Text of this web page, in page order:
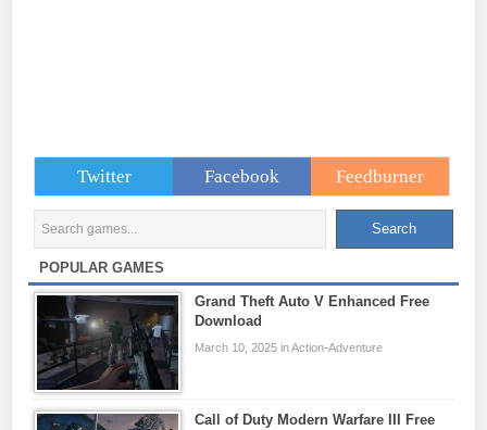
Twitter Facebook Feedburner
POPULAR GAMES
Grand Theft Auto V Enhanced Free
Download
March 10, 2025 in Action-Adventure
Call of Duty Modern Warfare III Free